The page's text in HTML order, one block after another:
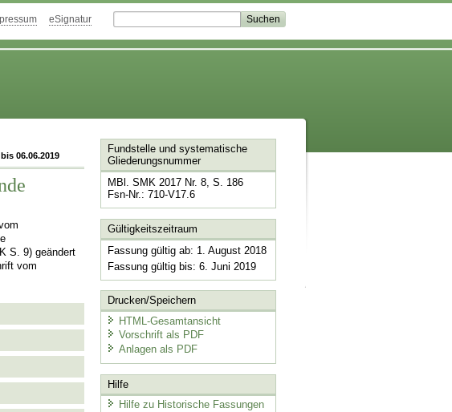
eSignatur
06.06.2019
S. 9) geändert
vom
Fundstelle und systematische
Gliederungsnummer
MBl. SMK 2017 Nr. 8, S. 186
Fsn-Nr.: 710-V17.6
Gültigkeitszeitraum
Fassung gültig ab: 1. August 2018
Fassung gültig bis: 6. Juni 2019
Drucken/Speichern
HTML-Gesamtansicht
Vorschrift als PDF
Anlagen als PDF
Hilfe
Hilfe zu Historische Fassungen